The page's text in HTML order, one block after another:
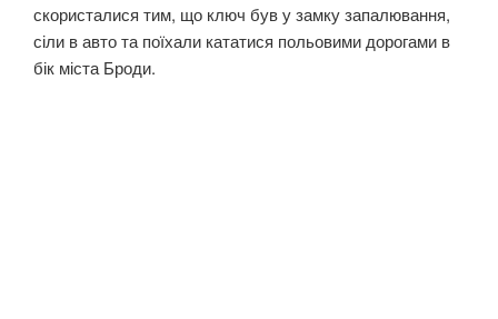
скористалися тим, що ключ був у замку запалювання,
сіли в авто та поїхали кататися польовими дорогами в
бік міста Броди.